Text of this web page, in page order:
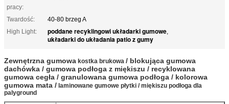
pracy:
Twardość:
40-80 brzeg A
High Light:
poddane recyklingowi układarki gumowe,
układarki do układania patio z gumy
Zewnętrzna gumowa kostka brukowa / blokująca gumowa
dachówka / gumowa podłoga z miękiszu / recyklowana
gumowa cegła / granulowana gumowa podłoga / kolorowa
gumowa mata / laminowane gumowe płytki / miękiszu podłoga dla
palyground